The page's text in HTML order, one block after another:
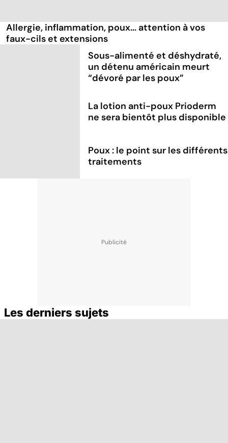
Allergie, inflammation, poux... attention à vos
faux-cils et extensions
Sous-alimenté et déshydraté,
un détenu américain meurt
“dévoré par les poux”
La lotion anti-poux Prioderm
ne sera bientôt plus disponible
Poux : le point sur les différents
traitements
Les derniers sujets